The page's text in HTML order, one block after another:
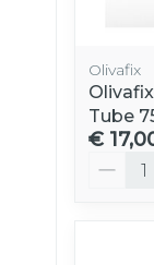
Olivafix
Tube
€
Aantal